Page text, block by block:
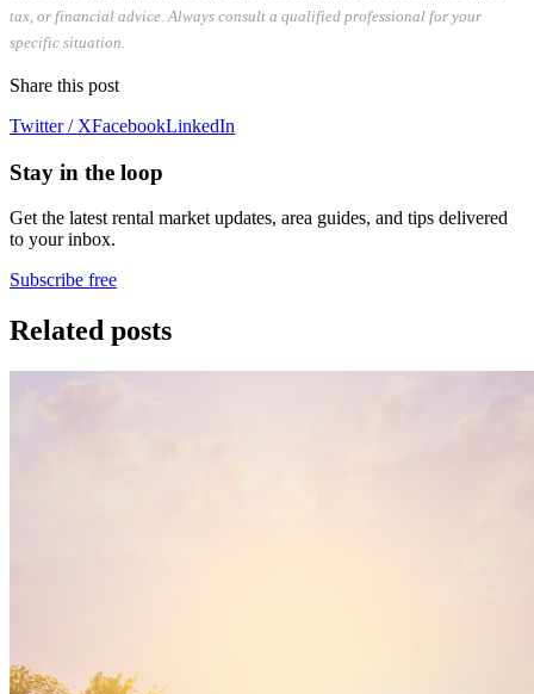
tax, or financial advice. Always consult a qualified professional for your
specific situation.
Share this post
Twitter / XFacebookLinkedIn
Stay in the loop
Get the latest rental market updates, area guides, and tips delivered
to your inbox.
Subscribe free
Related posts